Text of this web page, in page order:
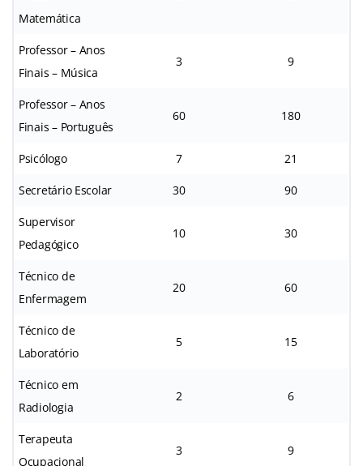
Matemática
Professor – Anos
Finais – Música
3 9
Professor – Anos
Finais – Português
60 180
Psicólogo 7 21
Secretário Escolar 30 90
Supervisor
Pedagógico
10 30
Técnico de
Enfermagem
20 60
Técnico de
Laboratório
5 15
Técnico em
Radiologia
2 6
Terapeuta
Ocupacional
3 9